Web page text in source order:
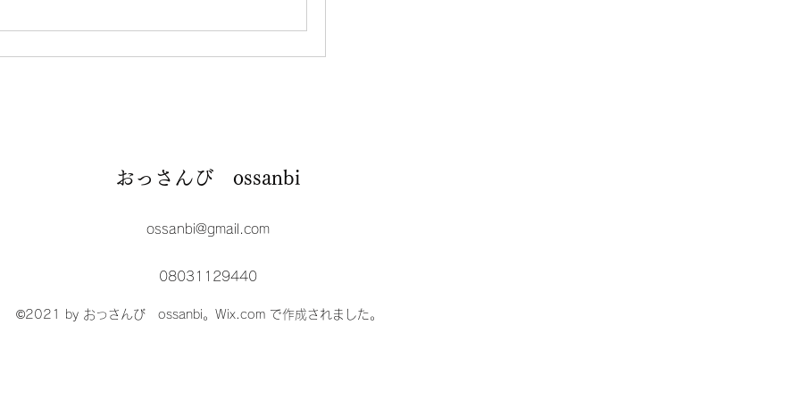
おっさんび ossanbi
ossanbi@gmail.com
08031129440
©2021 by おっさんび ossanbi。Wix.com で作成されました。